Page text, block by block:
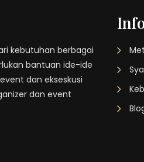
kebutuhan berbagai
bantuan ide-ide
dan ekseskusi
dan event